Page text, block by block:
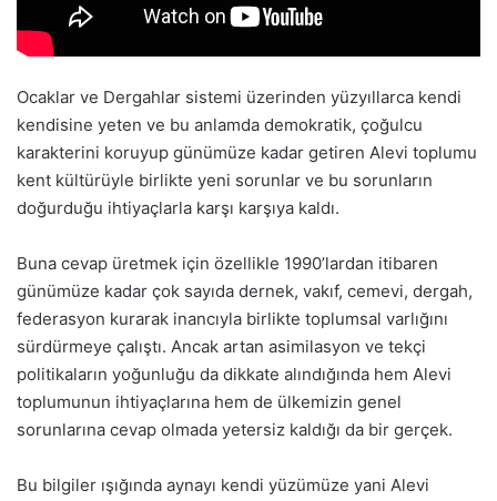
Ocaklar ve Dergahlar sistemi üzerinden yüzyıllarca kendi
kendisine yeten ve bu anlamda demokratik, çoğulcu
karakterini koruyup günümüze kadar getiren Alevi toplumu
kent kültürüyle birlikte yeni sorunlar ve bu sorunların
doğurduğu ihtiyaçlarla karşı karşıya kaldı.
Buna cevap üretmek için özellikle 1990’lardan itibaren
günümüze kadar çok sayıda dernek, vakıf, cemevi, dergah,
federasyon kurarak inancıyla birlikte toplumsal varlığını
sürdürmeye çalıştı. Ancak artan asimilasyon ve tekçi
politikaların yoğunluğu da dikkate alındığında hem Alevi
toplumunun ihtiyaçlarına hem de ülkemizin genel
sorunlarına cevap olmada yetersiz kaldığı da bir gerçek.
Bu bilgiler ışığında aynayı kendi yüzümüze yani Alevi